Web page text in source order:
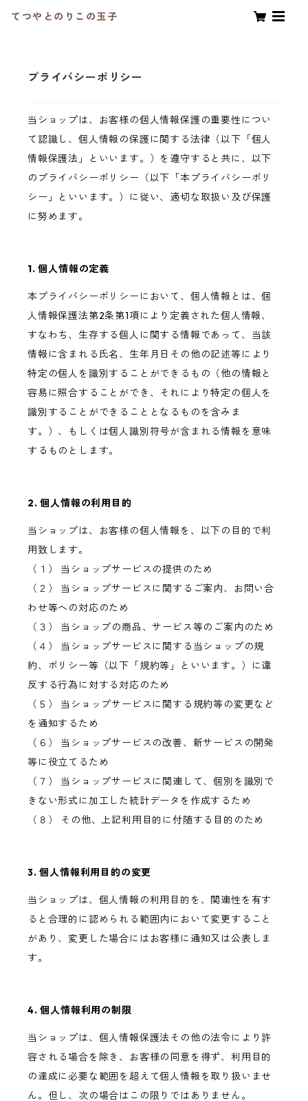
てつやとのりこの玉子
プライバシーポリシー
当ショップは、お客様の個人情報保護の重要性につい
て認識し、個人情報の保護に関する法律（以下「個人
情報保護法」といいます。）を遵守すると共に、以下
のプライバシーポリシー（以下「本プライバシーポリ
シー」といいます。）に従い、適切な取扱い及び保護
に努めます。
1. 個人情報の定義
本プライバシーポリシーにおいて、個人情報とは、個
人情報保護法第2条第1項により定義された個人情報、
すなわち、生存する個人に関する情報であって、当該
情報に含まれる氏名、生年月日その他の記述等により
特定の個人を識別することができるもの（他の情報と
容易に照合することができ、それにより特定の個人を
識別することができることとなるものを含みま
す。）、もしくは個人識別符号が含まれる情報を意味
するものとします。
2. 個人情報の利用目的
当ショップは、お客様の個人情報を、以下の目的で利
用致します。
（１） 当ショップサービスの提供のため
（２） 当ショップサービスに関するご案内、お問い合
わせ等への対応のため
（３） 当ショップの商品、サービス等のご案内のため
（４） 当ショップサービスに関する当ショップの規
約、ポリシー等（以下「規約等」といいます。）に違
反する行為に対する対応のため
（５） 当ショップサービスに関する規約等の変更など
を通知するため
（６） 当ショップサービスの改善、新サービスの開発
等に役立てるため
（７） 当ショップサービスに関連して、個別を識別で
きない形式に加工した統計データを作成するため
（８） その他、上記利用目的に付随する目的のため
3. 個人情報利用目的の変更
当ショップは、個人情報の利用目的を、関連性を有す
ると合理的に認められる範囲内において変更すること
があり、変更した場合にはお客様に通知又は公表しま
す。
4. 個人情報利用の制限
当ショップは、個人情報保護法その他の法令により許
容される場合を除き、お客様の同意を得ず、利用目的
の達成に必要な範囲を超えて個人情報を取り扱いませ
ん。但し、次の場合はこの限りではありません。